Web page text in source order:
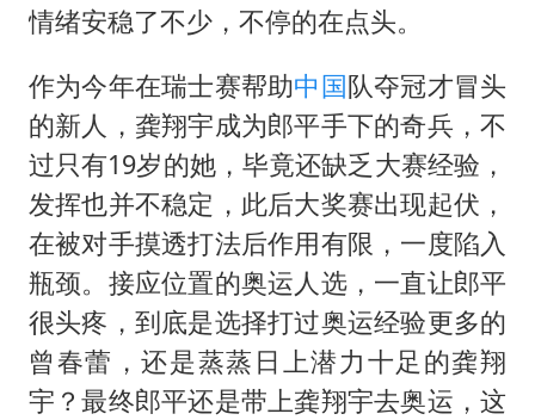
情绪安稳了不少，不停的在点头。
作为今年在瑞士赛帮助中国队夺冠才冒头
的新人，龚翔宇成为郎平手下的奇兵，不
过只有19岁的她，毕竟还缺乏大赛经验，
发挥也并不稳定，此后大奖赛出现起伏，
在被对手摸透打法后作用有限，一度陷入
瓶颈。接应位置的奥运人选，一直让郎平
很头疼，到底是选择打过奥运经验更多的
曾春蕾，还是蒸蒸日上潜力十足的龚翔
宇？最终郎平还是带上龚翔宇去奥运，这